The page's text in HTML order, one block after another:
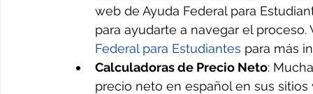
web de Ayuda Federal para
para ayudarte a navegar el proceso.
Federal para Estudiantes para más
Calculadoras de Precio Neto:
precio neto en español en sus